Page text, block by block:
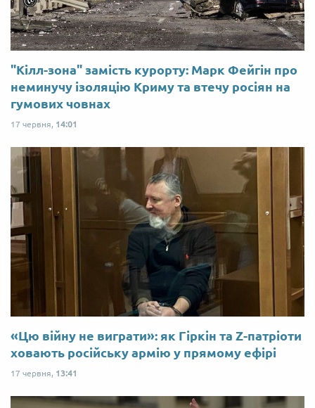
"Кілл-зона" замість курорту: Марк Фейгін про
неминучу ізоляцію Криму та втечу росіян на
гумових човнах
17 червня, 14:01
«Цю війну не виграти»: як Гіркін та Z-патріоти
ховають російську армію у прямому ефірі
17 червня, 13:41